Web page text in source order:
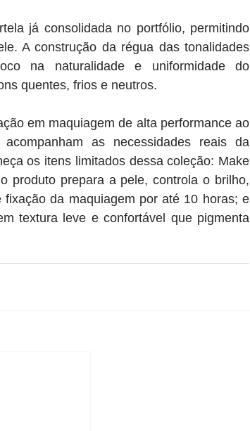
já consolidada no portfólio, permitindo
A construção da régua das tonalidades
na naturalidade e uniformidade do
quentes, frios e neutros.
em maquiagem de alta performance ao
as necessidades reais da
os itens limitados dessa coleção: Make
produto prepara a pele, controla o brilho,
da maquiagem por até 10 horas; e
textura leve e confortável que pigmenta